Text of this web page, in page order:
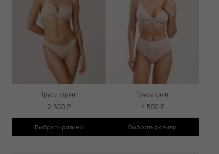
Трусы стринг
2 500 ₽
Выбрать размер
Трусы слип
4 500 ₽
Выбрать размер